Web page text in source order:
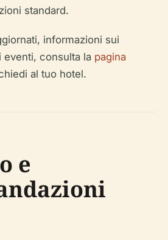
standard.
informazioni sui
eventi, consulta la pagina
al tuo hotel.
e